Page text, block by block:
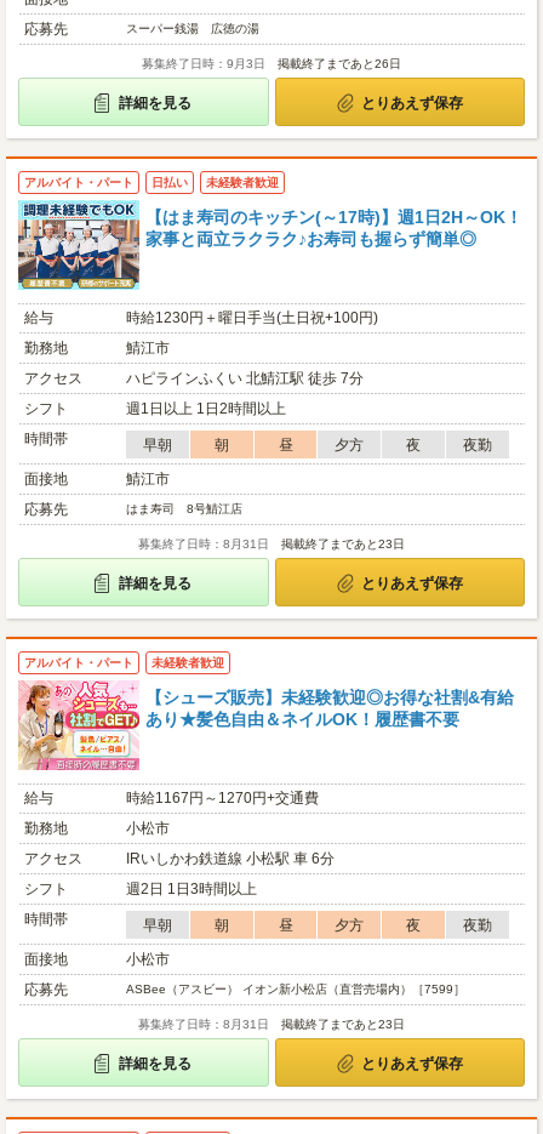
応募先
スーパー銭湯 広徳の湯
募集終了日時：9月3日 掲載終了まであと26日
詳細を見る とりあえず保存
アルバイト・パート 日払い 未経験者歓迎
【はま寿司のキッチン(～17時)】週1日2H～OK！
家事と両立ラクラク♪お寿司も握らず簡単◎
給与
時給1230円＋曜日手当(土日祝+100円)
勤務地
鯖江市
アクセス
ハピラインふくい 北鯖江駅 徒歩 7分
シフト
週1日以上 1日2時間以上
時間帯
早朝 朝 昼 夕方 夜
夜勤
面接地
鯖江市
応募先
はま寿司 8号鯖江店
募集終了日時：8月31日 掲載終了まであと23日
詳細を見る とりあえず保存
アルバイト・パート 未経験者歓迎
【シューズ販売】未経験歓迎◎お得な社割&有給
あり★髪色自由＆ネイルOK！履歴書不要
給与
時給1167円～1270円+交通費
勤務地
小松市
アクセス
IRいしかわ鉄道線 小松駅 車 6分
シフト
週2日 1日3時間以上
時間帯
早朝 朝 昼 夕方 夜
夜勤
面接地
小松市
応募先
ASBee（アスビー） イオン新小松店（直営売場内）［7599］
募集終了日時：8月31日 掲載終了まであと23日
詳細を見る とりあえず保存